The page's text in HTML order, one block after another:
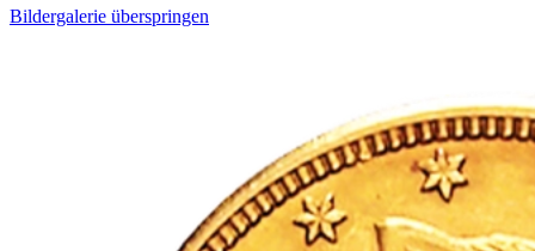
Bildergalerie überspringen